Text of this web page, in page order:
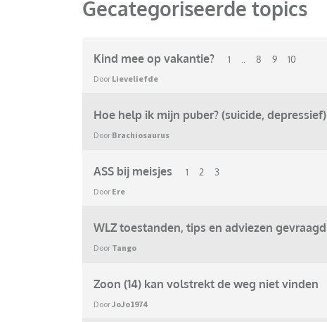
Gecategoriseerde topics
Kind mee op vakantie? 1 .. 8 9 10
Door Lieveliefde
Hoe help ik mijn puber? (suicide, depressief)
Door Brachiosaurus
ASS bij meisjes 1 2 3
Door Ere
WLZ toestanden, tips en adviezen gevraagd
Door Tango
Zoon (14) kan volstrekt de weg niet vinden
DoorJoJo1974